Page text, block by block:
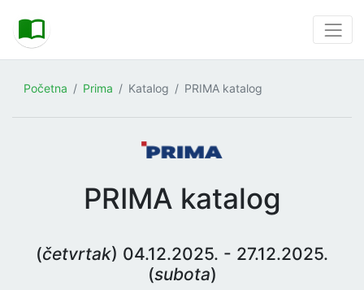
Početna Prima Katalog PRIMA katalog
PRIMA katalog
(četvrtak) 04.12.2025. - 27.12.2025.
(subota)